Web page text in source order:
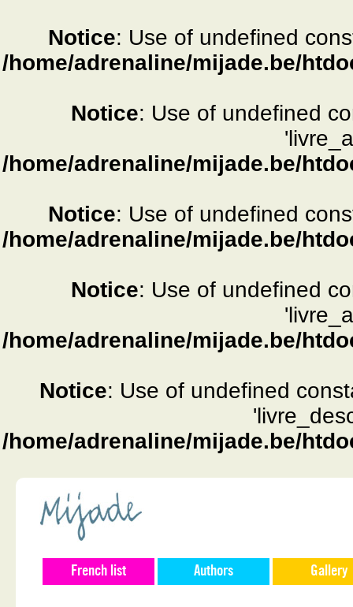
Notice: Use of undefined
/home/adrenaline/mijade.be/
Notice: Use of undefined
/home/adrenaline/mijade.be/
Notice: Use of undefined
/home/adrenaline/mijade.be/
Notice: Use of undefined
/home/adrenaline/mijade.be/
Notice: Use of undefined
/home/adrenaline/mijade.be/
French list Authors Gallery